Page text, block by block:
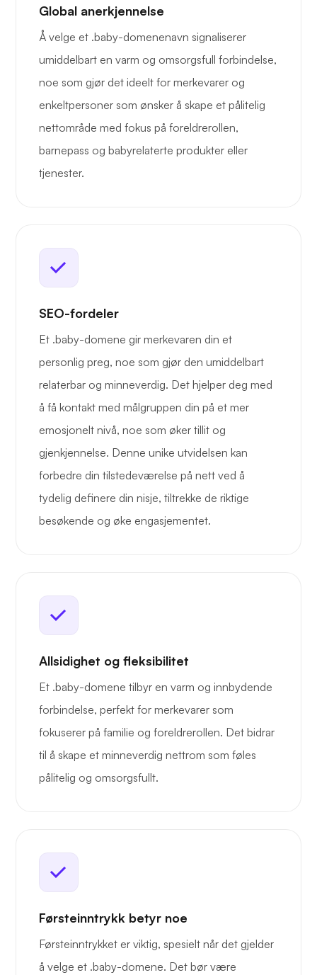
Global anerkjennelse
Å velge et .baby-domenenavn signaliserer
umiddelbart en varm og omsorgsfull forbindelse,
noe som gjør det ideelt for merkevarer og
enkeltpersoner som ønsker å skape et pålitelig
nettområde med fokus på foreldrerollen,
barnepass og babyrelaterte produkter eller
tjenester.
SEO-fordeler
Et .baby-domene gir merkevaren din et
personlig preg, noe som gjør den umiddelbart
relaterbar og minneverdig. Det hjelper deg med
å få kontakt med målgruppen din på et mer
emosjonelt nivå, noe som øker tillit og
gjenkjennelse. Denne unike utvidelsen kan
forbedre din tilstedeværelse på nett ved å
tydelig definere din nisje, tiltrekke de riktige
besøkende og øke engasjementet.
Allsidighet og fleksibilitet
Et .baby-domene tilbyr en varm og innbydende
forbindelse, perfekt for merkevarer som
fokuserer på familie og foreldrerollen. Det bidrar
til å skape et minneverdig nettrom som føles
pålitelig og omsorgsfullt.
Førsteinntrykk betyr noe
Førsteinntrykket er viktig, spesielt når det gjelder
å velge et .baby-domene. Det bør være